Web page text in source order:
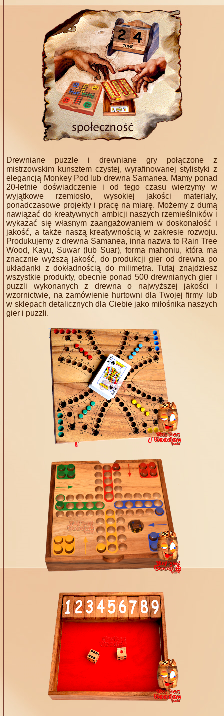
Drewniane puzzle i drewniane gry połączone z
mistrzowskim kunsztem czystej, wyrafinowanej stylistyki z
elegancją Monkey Pod lub drewna Samanea. Mamy ponad
20-letnie doświadczenie i od tego czasu wierzymy w
wyjątkowe rzemiosło, wysokiej jakości materiały,
ponadczasowe projekty i pracę na miarę. Możemy z dumą
nawiązać do kreatywnych ambicji naszych rzemieślników i
wykazać się własnym zaangażowaniem w doskonałość i
jakość, a także naszą kreatywnością w zakresie rozwoju.
Produkujemy z drewna Samanea, inna nazwa to Rain Tree
Wood, Kayu, Suwar (lub Suar), forma mahoniu, która ma
znacznie wyższą jakość, do produkcji gier od drewna po
układanki z dokładnością do milimetra. Tutaj znajdziesz
wszystkie produkty, obecnie ponad 500 drewnianych gier i
puzzli wykonanych z drewna o najwyższej jakości i
wzornictwie, na zamówienie hurtowni dla Twojej firmy lub
w sklepach detalicznych dla Ciebie jako miłośnika naszych
gier i puzzli.